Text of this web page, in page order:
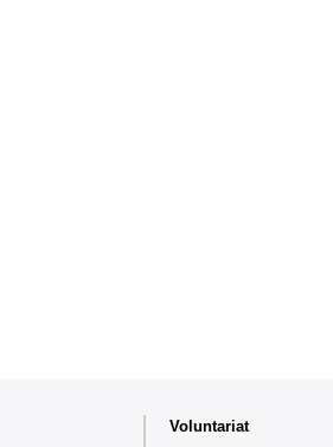
Voluntariat